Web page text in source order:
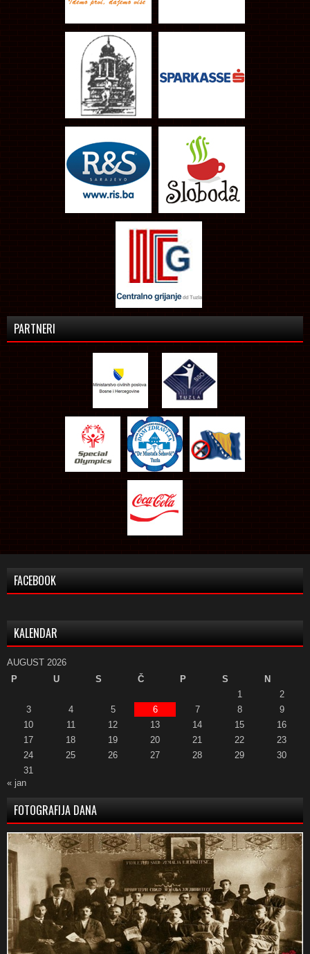
PARTNERI
FACEBOOK
KALENDAR
AUGUST 2026
P
U S Č P S
N
1
2
3
4 5 6 7 8
9
10
11 12 13 14 15
16
17
18 19 20 21 22
23
24
25 26 27 28 29
30
31
« jan
FOTOGRAFIJA DANA